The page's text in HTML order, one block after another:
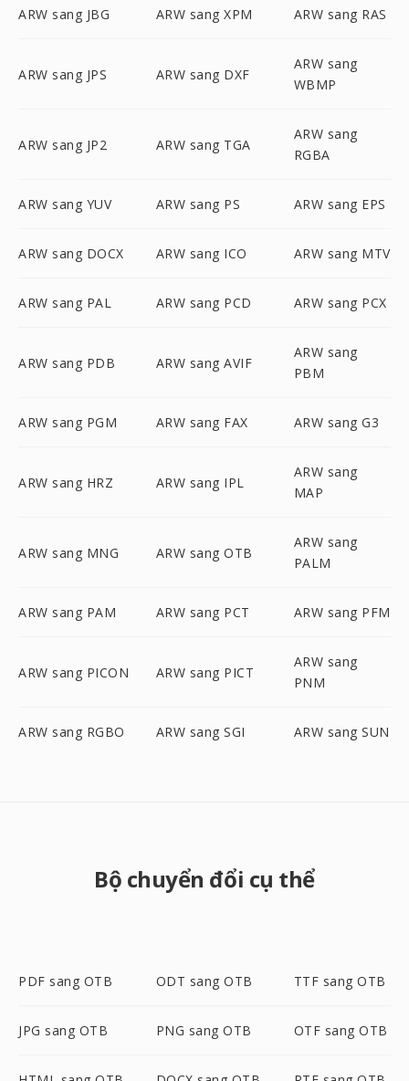
ARW sang JBG ARW sang XPM ARW sang RAS
ARW sang JPS ARW sang DXF
ARW sang
WBMP
ARW sang JP2 ARW sang TGA
ARW sang
RGBA
ARW sang YUV ARW sang PS ARW sang EPS
ARW sang DOCX ARW sang ICO ARW sang MTV
ARW sang PAL ARW sang PCD ARW sang PCX
ARW sang PDB ARW sang AVIF
ARW sang
PBM
ARW sang PGM ARW sang FAX ARW sang G3
ARW sang HRZ ARW sang IPL
ARW sang
MAP
ARW sang MNG ARW sang OTB
ARW sang
PALM
ARW sang PAM ARW sang PCT ARW sang PFM
ARW sang PICON ARW sang PICT
ARW sang
PNM
ARW sang RGBO ARW sang SGI ARW sang SUN
Bộ chuyển đổi cụ thể
PDF sang OTB ODT sang OTB TTF sang OTB
JPG sang OTB PNG sang OTB OTF sang OTB